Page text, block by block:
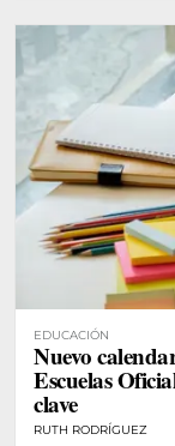
EDUCACIÓN
Nuevo
Escuelas
clave
RUTH RODRÍGUEZ